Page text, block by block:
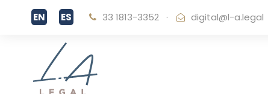
33 1813-3352 · digital@l-a.legal